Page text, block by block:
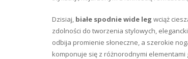
Dzisiaj, białe spodnie wide leg wciąż
zdolności do tworzenia stylowych,
odbija promienie słoneczne, a szerokie
komponuje się z różnorodnymi